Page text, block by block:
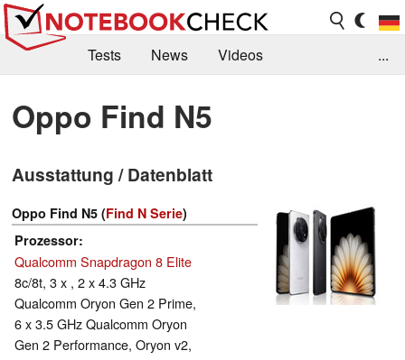
Tests News
Videos
Kaufberatung
Deals Suche
Forum
...
Oppo Find N5
Ausstattung / Datenblatt
Oppo Find N5 (Find N Serie)
Prozessor
Qualcomm Snapdragon 8 Elite
8c/8t, 3 x , 2 x 4.3 GHz
Qualcomm Oryon Gen 2 Prime,
6 x 3.5 GHz Qualcomm Oryon
Gen 2 Performance, Oryon v2,